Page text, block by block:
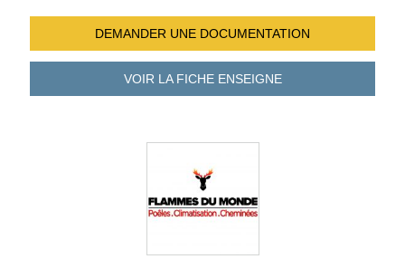
DEMANDER UNE DOCUMENTATION
VOIR LA FICHEENSEIGNE